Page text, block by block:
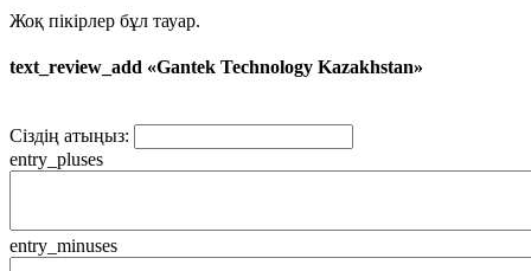
Жоқ пікірлер бұл тауар.
text_review_add «Gantek Technology Kazakhstan»
Сіздің атыңыз:
entry_pluses
entry_minuses